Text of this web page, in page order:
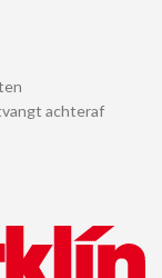
achteraf